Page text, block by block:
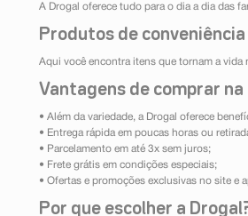
A Drogal oferece tudo para o dia a dia das
Produtos de conveniência
Aqui você encontra itens que tornam a vida
Vantagens de comprar na
• Além da variedade, a Drogal oferece
• Entrega rápida em poucas horas ou
• Parcelamento em até 3x sem juros;
• Frete grátis em condições especiais;
• Ofertas e promoções exclusivas no site e
Por que escolher a